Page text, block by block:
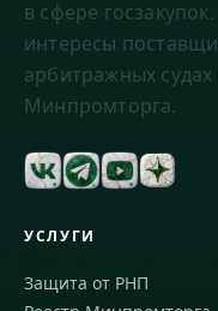
в сфере
интересы
арбитражных судах
Минпромторга.
УСЛУГИ
Защита от РНП